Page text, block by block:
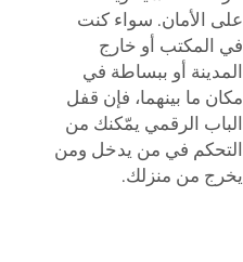
على الأمان. سواء كنت
في المكتب أو خارج
المدينة أو ببساطة في
مكان ما بينهما، فإن قفل
الباب الرقمي يمّكنك من
التحكم في من يدخل ومن
يخرج من منزلك.